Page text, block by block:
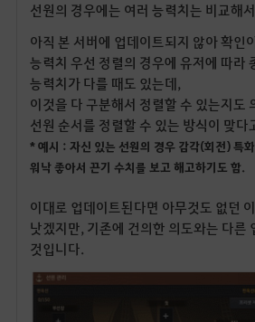
선원의 경우에는 여러 능력치는 비교해
아직 본 서버에 업데이트되지 않아 확인
능력치 우선 정렬의 경우에 유저에 따라
능력치가 다를 때도 있는데,
이것을 다 구분해서 정렬할 수 있는지도
선원 순서를 정렬할 수 있는 방식이 맞다
* 예시 : 자신 있는 선원의 경우 감각(회전) 특
워낙 좋아서 끈기 수치를 보고 해고하기도 함.
이대로 업데이트된다면 아무것도 없던
낫겠지만, 기존에 건의한 의도와는 다른
것입니다.